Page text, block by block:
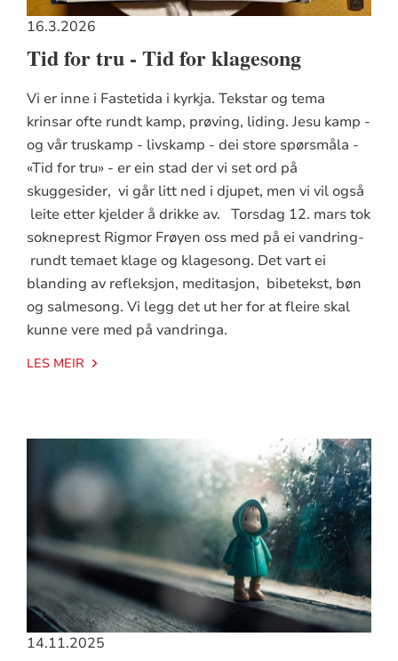
16.3.2026
Tid for tru - Tid for klagesong
Vi er inne i Fastetida i kyrkja. Tekstar og tema
krinsar ofte rundt kamp, prøving, liding. Jesu kamp -
og vår truskamp - livskamp - dei store spørsmåla -
«Tid for tru» - er ein stad der vi set ord på
skuggesider, vi går litt ned i djupet, men vi vil også
leite etter kjelder å drikke av. Torsdag 12. mars tok
sokneprest Rigmor Frøyen oss med på ei vandring-
rundt temaet klage og klagesong. Det vart ei
blanding av refleksjon, meditasjon, bibetekst, bøn
og salmesong. Vi legg det ut her for at fleire skal
kunne vere med på vandringa.
LES MEIR
14.11.2025